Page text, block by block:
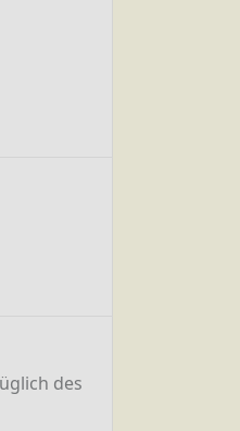
des